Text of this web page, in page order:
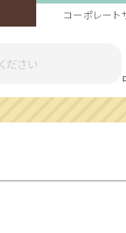
コーポレート